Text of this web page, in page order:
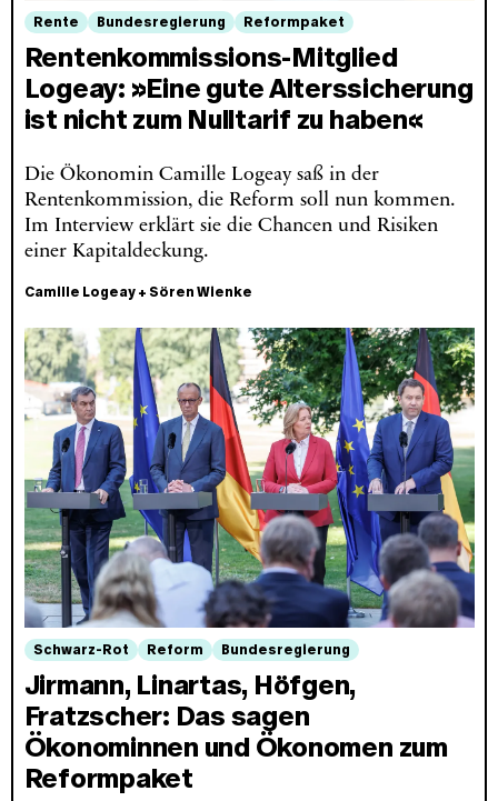
Rente Bundesregierung Reformpaket
Rentenkommissions-Mitglied
Logeay: »Eine gute Alterssicherung
ist nicht zum Nulltarif zu haben«
Die Ökonomin Camille Logeay saß in der
Rentenkommission, die Reform soll nun kommen.
Im Interview erklärt sie die Chancen und Risiken
einer Kapitaldeckung.
Camille Logeay+ Sören Wienke
Schwarz-Rot Reform Bundesregierung
Jirmann, Linartas, Höfgen,
Fratzscher: Das sagen
Ökonominnen und Ökonomen zum
Reformpaket